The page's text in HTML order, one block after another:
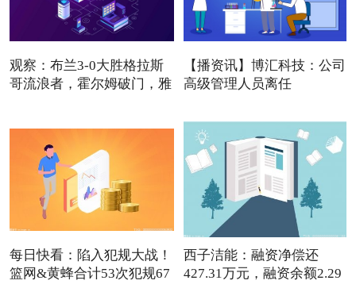
观察：布兰3-0大胜格拉斯
哥流浪者，霍尔姆破门，雅
【播资讯】博汇科技：公司
高级管理人员离任
每日快看：陷入犯规大战！
篮网&黄蜂合计53次犯规67
西子洁能：融资净偿还
427.31万元，融资余额2.29